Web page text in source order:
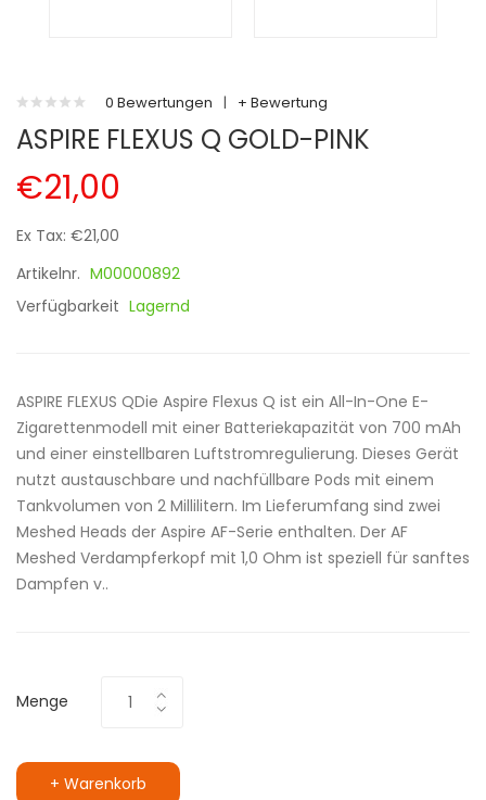
0 Bewertungen | + Bewertung
ASPIRE FLEXUS Q GOLD-PINK
€21,00
Ex Tax: €21,00
Artikelnr. M00000892
Verfügbarkeit Lagernd
ASPIRE FLEXUS QDie Aspire Flexus Q ist ein All-In-One E-
Zigarettenmodell mit einer Batteriekapazität von 700 mAh
und einer einstellbaren Luftstromregulierung. Dieses Gerät
nutzt austauschbare und nachfüllbare Pods mit einem
Tankvolumen von 2 Millilitern. Im Lieferumfang sind zwei
Meshed Heads der Aspire AF-Serie enthalten. Der AF
Meshed Verdampferkopf mit 1,0 Ohm ist speziell für sanftes
Dampfen v..
Menge
+ Warenkorb